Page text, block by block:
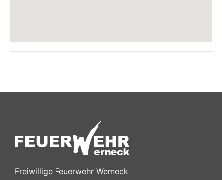
Freiwillige Feuerwehr Werneck